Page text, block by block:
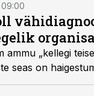
ammu „kellegi
seas on